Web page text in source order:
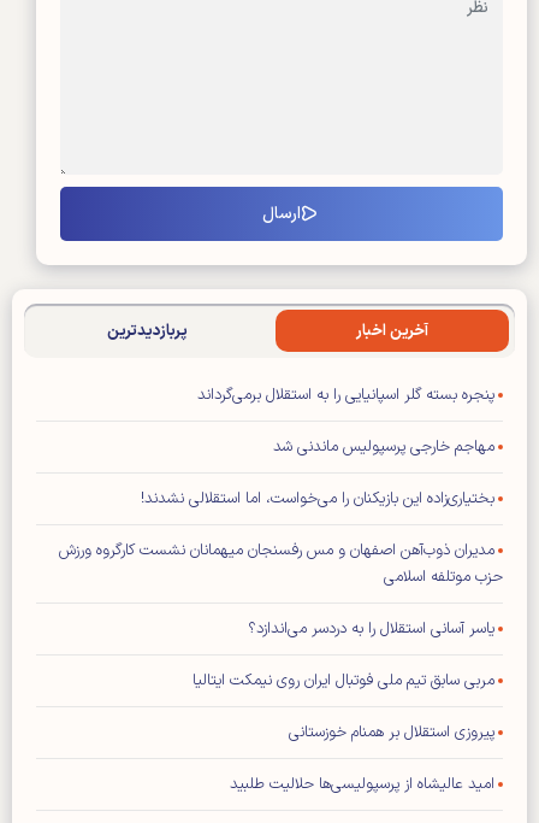
آخرین اخبار پربازدیدترین
پنجره بسته گلر اسپانیایی را به استقلال برمی‌گرداند
مهاجم خارجی پرسپولیس ماندنی شد
بختیاری‌زاده این بازیکنان را می‌خواست، اما استقلالی نشدند!
مدیران ذوب‌آهن اصفهان و مس رفسنجان میهمانان نشست کارگروه ورزش
حزب موتلفه اسلامی
یاسر آسانی استقلال را به دردسر می‌اندازد؟
مربی سابق تیم ملی فوتبال ایران روی نیمکت ایتالیا
پیروزی استقلال بر همنام خوزستانی
امید عالیشاه از پرسپولیسی‌ها حلالیت طلبید